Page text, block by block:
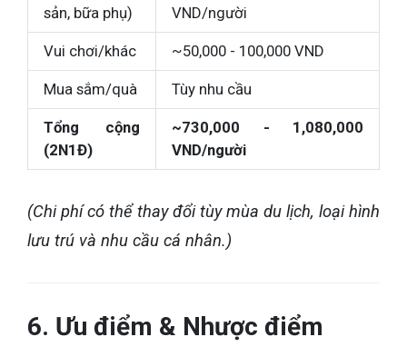
sản, bữa phụ)
VND/người
Vui chơi/khác ~50,000 - 100,000 VND
Mua sắm/quà Tùy nhu cầu
Tổng cộng
(2N1Đ)
~730,000 - 1,080,000
VND/người
(Chi phí có thể thay đổi tùy mùa du lịch, loại hình
lưu trú và nhu cầu cá nhân.)
6. Ưu điểm & Nhược điểm